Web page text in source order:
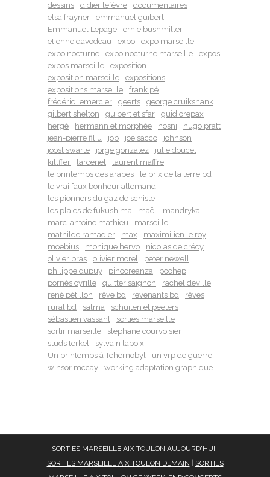
dessins
didier lefèvre
documentaires
elsa frayner
emmanuel guibert
Emmanuel Lepage
ernie bushmiller
etienne davodeau
expo
expo marseille
expo nocturne
expo nocturne marseille
expos
expos marseille
exposition
exposition marseille
expositions
expositions marseille
frank pé
frédéric lemercier
geerts
george cruikshank
gilbert shelton
guibert et sfar
guid crepax
hergé
hermann et morphée hosni
hugo pratt
jean-pierre filiu
job joe sacco
johnson
joost swarte
jorge gonzalez
julie doucet
killffer
larcenet
laurent maffre
le printemps des arabes
le prix de la terre bd
le vrai faux bonheur allemand
les pionners du gaz de schiste
les plaies de fukushima
maël
mandryka
marc-antoine mathieu
marseille
mathilde ramadier
max
maximilien le roy
moebius
monique hervo
nicolas de crécy
olivier bras
olivier morel
peter newell
philippe dupuy
pinocreanza
pochep
pornès cyrille
quitter saignon
rachel deville
rené pétillon
rêve bd revenants bd
rêves
rural bd
salma
schuiten et peeters
sébastien vassant
sorties marseille
sortir marseille
stephane courvoisier
studs terkel
sylvain lapoix
Un printemps à Tchernobyl
un vrp de guerre
winsor mccay
working adaptation graphique
SORTIES MARSEILLE AIX TOULON AUJOURD'HUI
SORTIES MARSEILLE AIX TOULON DEMAIN
SORTIES